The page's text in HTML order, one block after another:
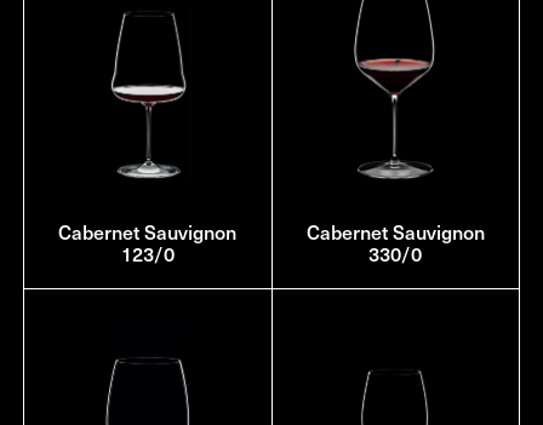
Cabernet Sauvignon
123/0
Cabernet Sauvignon
330/0